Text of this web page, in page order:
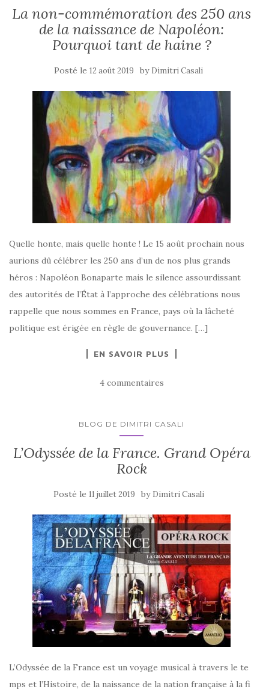
La non-commémoration des 250 ans
de la naissance de Napoléon:
Pourquoi tant de haine ?
Posté le 12 août 2019 by Dimitri Casali
Quelle honte, mais quelle honte ! Le 15 août prochain nous
aurions dû célébrer les 250 ans d’un de nos plus grands
héros : Napoléon Bonaparte mais le silence assourdissant
des autorités de l’État à l’approche des célébrations nous
rappelle que nous sommes en France, pays où la lâcheté
politique est érigée en règle de gouvernance. […]
EN SAVOIR PLUS
4 commentaires
BLOG DE DIMITRI CASALI
L’Odyssée de la France. Grand Opéra
Rock
Posté le 11 juillet 2019 by Dimitri Casali
L’Odyssée de la France est un voyage musical à travers le te
mps et l’Histoire, de la naissance de la nation française à la fi